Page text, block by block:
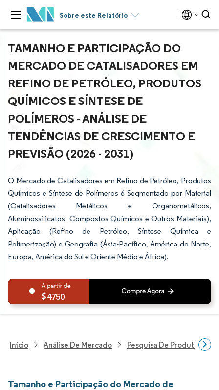
Sobre este Relatório
TAMANHO E PARTICIPAÇÃO DO
MERCADO DE CATALISADORES EM
REFINO DE PETRÓLEO, PRODUTOS
QUÍMICOS E SÍNTESE DE
POLÍMEROS - ANÁLISE DE
TENDÊNCIAS DE CRESCIMENTO E
PREVISÃO (2026 - 2031)
O Mercado de Catalisadores em Refino de Petróleo, Produtos
Químicos e Síntese de Polímeros é Segmentado por Material
(Catalisadores Metálicos e Organometálicos,
Aluminossilicatos, Compostos Químicos e Outros Materiais),
Aplicação (Refino de Petróleo, Síntese Química e
Polimerização) e Geografia (Ásia-Pacífico, América do Norte,
Europa, América do Sul e Oriente Médio e África).
4750
Início Análise De Mercado Pesquisa De Produtos
Tamanho e Participação do Mercado de